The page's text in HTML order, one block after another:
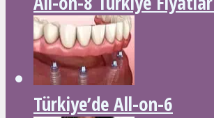
Türkiye’de All-on-6